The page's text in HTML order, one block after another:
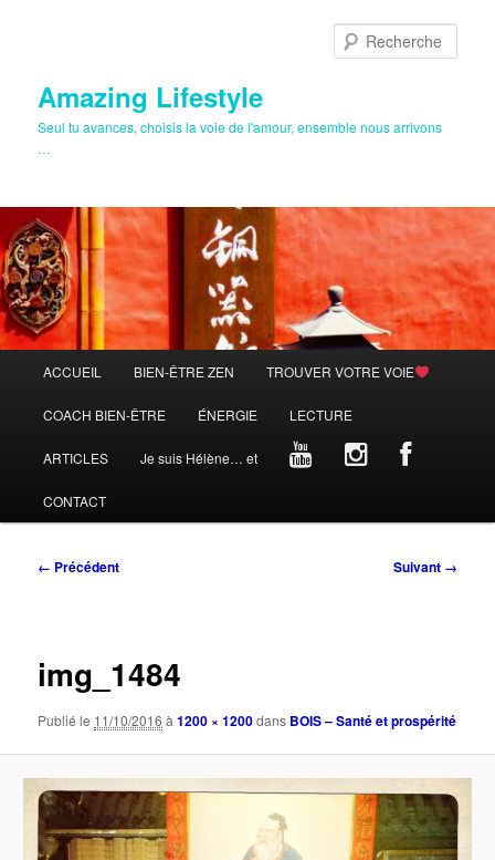
Amazing Lifestyle
Seul tu avances, choisis la voie de l'amour, ensemble nous arrivons
…
principal
ACCUEIL BIEN-ÊTRE ZEN TROUVER VOTRE VOIE
COACH BIEN-ÊTRE ÉNERGIE LECTURE
ARTICLES Je suis Hélène… et
CONTACT
Navigation
← Précédent Suivant →
img_1484
Publié le 11/10/2016 à1200 × 1200dans BOIS – Santé et prospérité